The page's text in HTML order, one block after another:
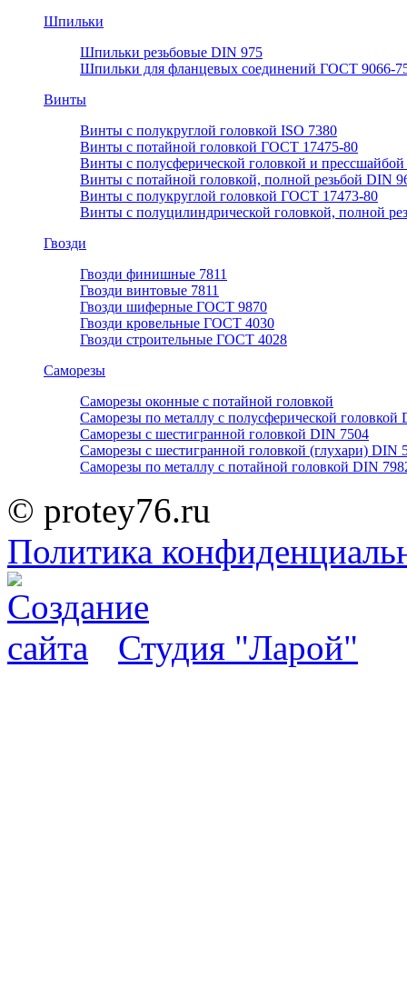
Шпильки
Шпильки резьбовые DIN 975
Шпильки для фланцевых соединений ГОСТ 9066-
Винты
Винты с полукруглой головкой ISO 7380
Винты с потайной головкой ГОСТ 17475-80
Винты с полусферической головкой и
Винты с потайной головкой, полной резьбой DIN
Винты с полукруглой головкой ГОСТ 17473-80
Винты с полуцилиндрической головкой, полной
Гвозди
Гвозди финишные 7811
Гвозди винтовые 7811
Гвозди шиферные ГОСТ 9870
Гвозди кровельные ГОСТ 4030
Гвозди строительные ГОСТ 4028
Саморезы
Саморезы оконные с потайной головкой
Саморезы по металлу с полусферической головкой
Саморезы с шестигранной головкой DIN 7504
Саморезы с шестигранной головкой (глухари) DIN
Саморезы по металлу с потайной головкой DIN
© protey76.ru
Политика
Студия "Ларой"